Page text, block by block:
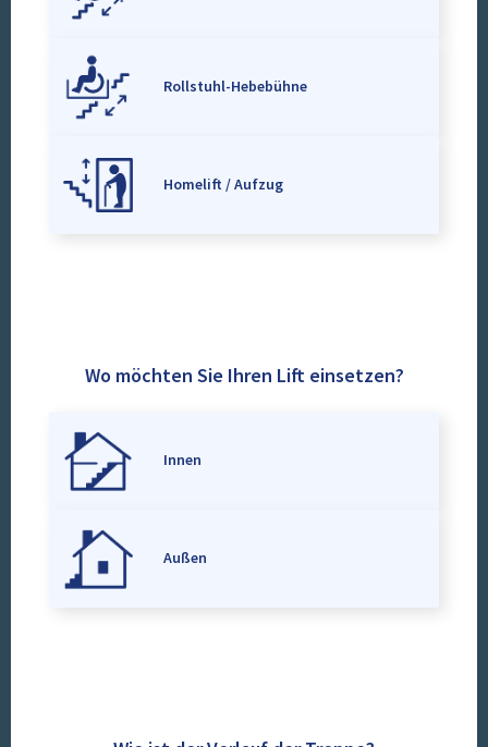
Rollstuhl-Hebebühne
Homelift / Aufzug
Wo möchten Sie Ihren Lift einsetzen?
Innen
Außen